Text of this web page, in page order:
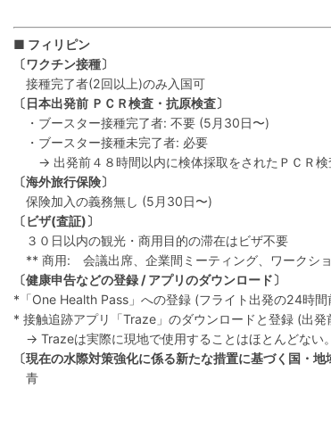
■ フィリピン
〔ワクチン接種〕
接種完了者(2回以上)のみ入国可
〔日本出発前 ＰＣＲ検査・抗原検査〕
・ブースター接種完了者: 不要 (5月30日〜)
・ブースター接種未完了者: 必要
→ 出発前４８時間以内に検体採取をされたＰＣＲ検
〔海外旅行保険〕
保険加入の義務無し (5月30日〜)
〔ビザ(査証)〕
３０日以内の観光・商用目的の滞在はビザ不要
** 商用: 会議出席、企業間ミーティング、ワークシ
〔健康申告などの登録 / アプリのダウンロード〕
*「One Health Pass」への登録 (フライト出発の24時間
* 接触追跡アプリ「Traze」のダウンロードと登録 (出発
→ Trazeは実際に現地で使用することはほとんどない。
〔現在の水際対策強化に係る新たな措置に基づく国・地
青